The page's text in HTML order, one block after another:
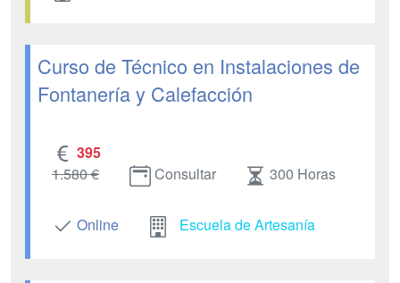
Curso de Técnico en Instalaciones de
Fontanería y Calefacción
395
1.580 €
Consultar 300 Horas
Online Escuela de Artesanía